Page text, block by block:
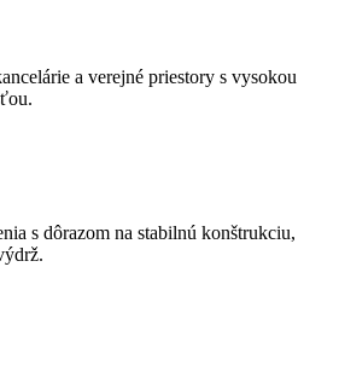
a verejné priestory s vysokou
s dôrazom na stabilnú konštrukciu,